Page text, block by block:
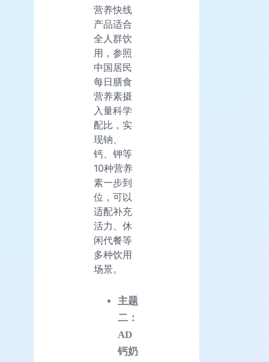
营养快线
产品适合
全人群饮
用，参照
中国居民
每日膳食
营养素摄
入量科学
配比，实
现钠、
钙、钾等
10种营养
素一步到
位，可以
适配补充
活力、休
闲代餐等
多种饮用
场景。
主题
二：
AD
钙奶